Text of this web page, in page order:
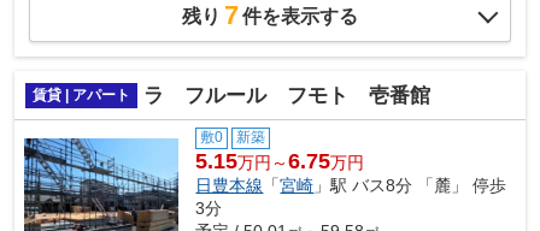
残り 7件を表示する
賃貸 | アパート ラ フルール フモト 壱番館
敷0 新築
5.15万円～6.75万円
日豊本線 「宮崎 」駅 バス8分 「麓」 停歩
3分